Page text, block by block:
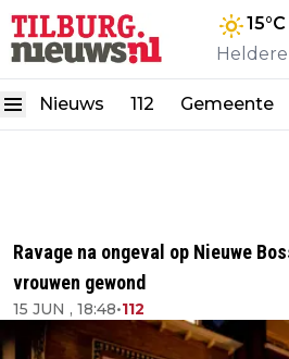
15°C
Heldere
Nieuws 112 Gemeente
Ravage na ongeval op Nieuwe
vrouwen gewond
15 JUN , 18:48•112